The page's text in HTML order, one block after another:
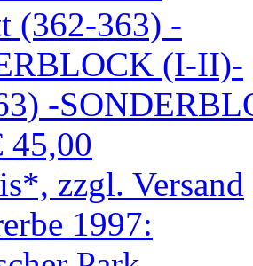
-
45,00
zzgl. Versand